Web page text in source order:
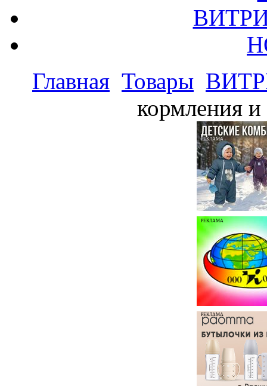
Главная Товары
кормления и
РЕКЛАМА
РЕКЛАМА
РЕКЛАМА